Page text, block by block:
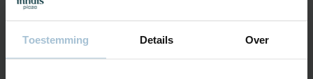
Toestemming Details Over